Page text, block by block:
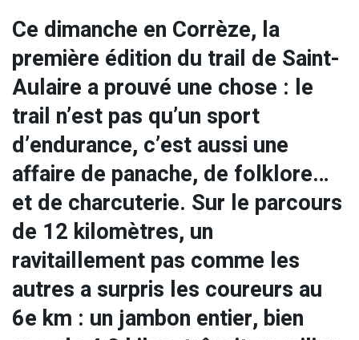
Ce dimanche en Corrèze, la
première édition du trail de Saint-
Aulaire a prouvé une chose : le
trail n’est pas qu’un sport
d’endurance, c’est aussi une
affaire de panache, de folklore…
et de charcuterie. Sur le parcours
de 12 kilomètres, un
ravitaillement pas comme les
autres a surpris les coureurs au
6e km : un jambon entier, bien